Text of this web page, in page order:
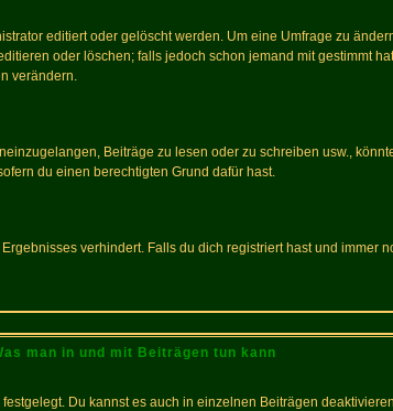
editiert oder gelöscht werden. Um eine Umfrage zu
oder löschen; falls jedoch schon jemand mit gestimmt
verändern.
Beiträge zu lesen oder zu schreiben usw.,
du einen berechtigten Grund dafür hast.
verhindert. Falls du dich registriert hast und immer
man in und mit Beiträgen tun kann
Du kannst es auch in einzelnen Beiträgen